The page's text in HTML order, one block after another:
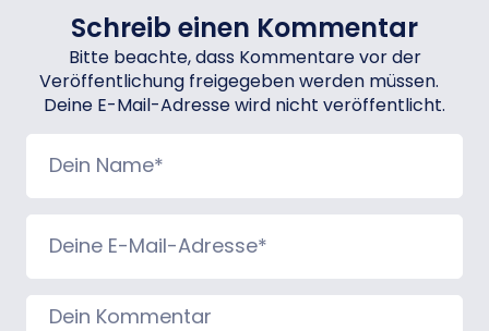
Schreib einen Kommentar
Bitte beachte, dass Kommentare vor der
Veröffentlichung freigegeben werden müssen.
Deine E-Mail-Adresse wird nicht veröffentlicht.